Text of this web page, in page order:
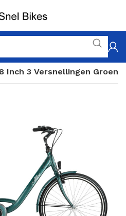
3 Versnellingen Groen